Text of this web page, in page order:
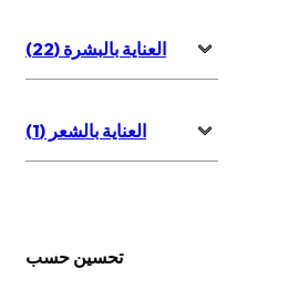
العناية بالبشرة (22)
العناية بالشعر (1)
تحسين حسب